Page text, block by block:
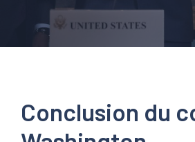
Conclusion du